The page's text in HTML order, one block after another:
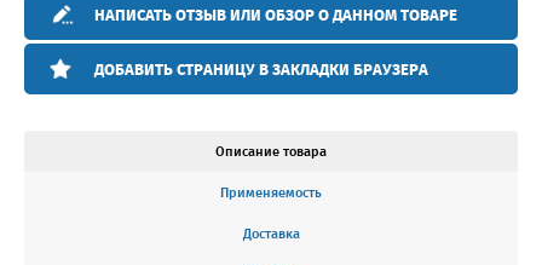
НАПИСАТЬ ОТЗЫВ ИЛИ ОБЗОР О ДАННОМ ТОВАРЕ
ДОБАВИТЬ СТРАНИЦУ В ЗАКЛАДКИ БРАУЗЕРА
Описание товара
Применяемость
Доставка